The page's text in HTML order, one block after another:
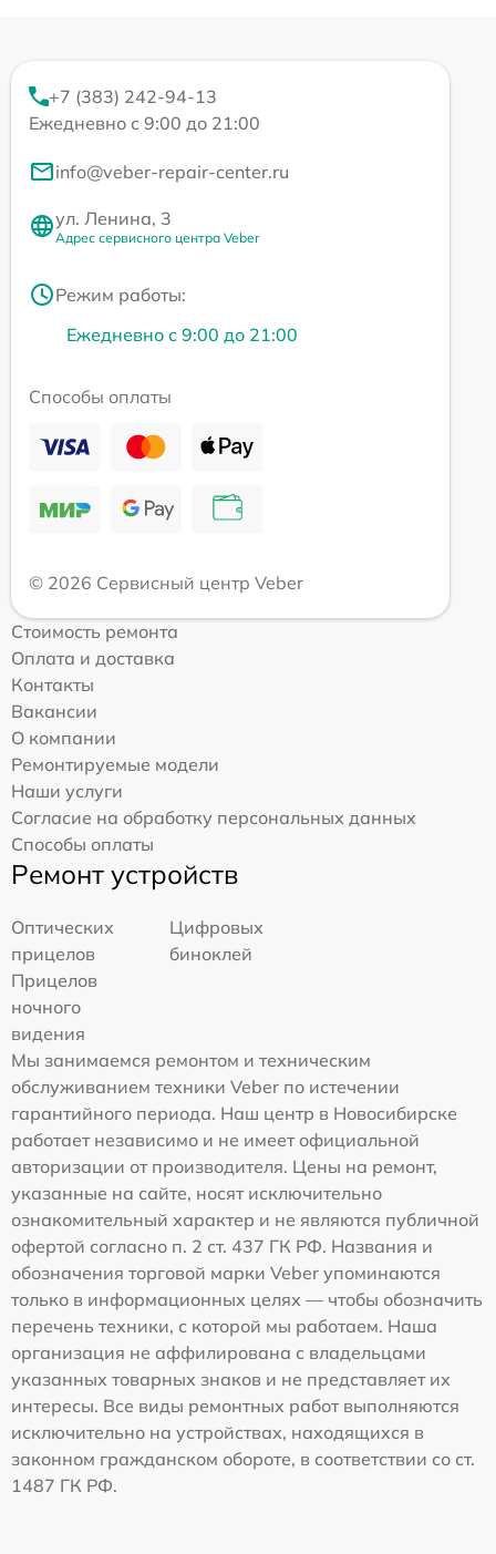
+7 (383) 242-94-13
Ежедневно с 9:00 до 21:00
info@veber-repair-center.ru
ул. Ленина, 3
Адрес сервисного центра Veber
Режим работы:
Ежедневно с 9:00 до 21:00
Способы оплаты
© 2026 Сервисный центр Veber
Стоимость ремонта
Оплата и доставка
Контакты
Вакансии
О компании
Ремонтируемые модели
Наши услуги
Согласие на обработку персональных данных
Способы оплаты
Ремонт устройств
Оптических
прицелов
Цифровых
биноклей
Прицелов
ночного
видения
Мы занимаемся ремонтом и техническим
обслуживанием техники Veber по истечении
гарантийного периода. Наш центр в Новосибирске
работает независимо и не имеет официальной
авторизации от производителя. Цены на ремонт,
указанные на сайте, носят исключительно
ознакомительный характер и не являются публичной
офертой согласно п. 2 ст. 437 ГК РФ. Названия и
обозначения торговой марки Veber упоминаются
только в информационных целях — чтобы обозначить
перечень техники, с которой мы работаем. Наша
организация не аффилирована с владельцами
указанных товарных знаков и не представляет их
интересы. Все виды ремонтных работ выполняются
исключительно на устройствах, находящихся в
законном гражданском обороте, в соответствии со ст.
1487 ГК РФ.